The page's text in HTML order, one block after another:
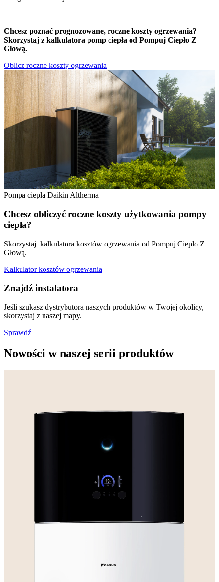
Chcesz poznać prognozowane, roczne koszty ogrzewania?
Skorzystaj z kalkulatora pomp ciepła od Pompuj Ciepło Z
Głową.
Oblicz roczne koszty ogrzewania
Pompa ciepła Daikin Altherma
Chcesz obliczyć roczne koszty użytkowania pompy
ciepła?
Skorzystaj kalkulatora kosztów ogrzewania od Pompuj Ciepło Z
Głową.
Kalkulator kosztów ogrzewania
Znajdź instalatora
Jeśli szukasz dystrybutora naszych produktów w Twojej okolicy,
skorzystaj z naszej mapy.
Sprawdź
Nowości w naszej serii produktów